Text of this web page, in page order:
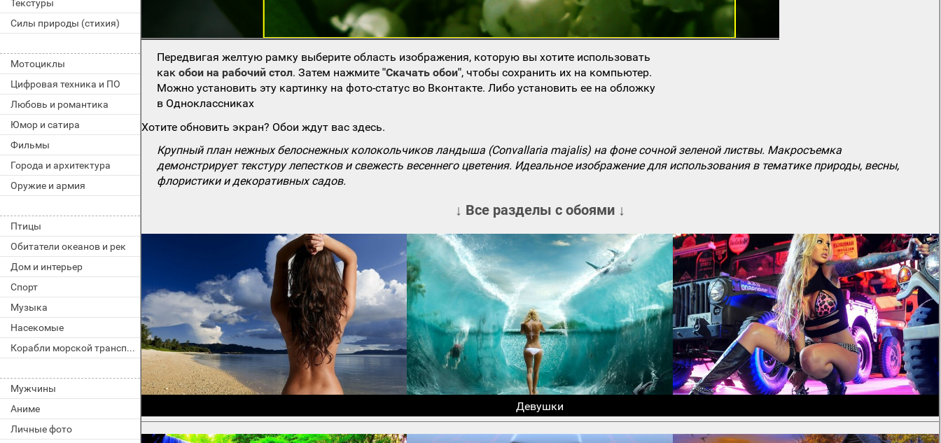
Текстуры
Силы природы (стихия)
Мотоциклы
Цифровая техника и ПО
Любовь и романтика
Юмор и сатира
Фильмы
Города и архитектура
Оружие и армия
Птицы
Обитатели океанов и рек
Дом и интерьер
Спорт
Музыка
Насекомые
Корабли морской транспорт
Мужчины
Аниме
Личные фото
Передвигая желтую рамку выберите область изображения, которую вы хотите использовать
какобои на рабочий стол. Затем нажмите"Скачать обои", чтобы сохранить их на компьютер.
Можно установить эту картинку на фото-статус во Вконтакте. Либо установить ее на обложку
в Одноклассниках
Хотите обновить экран? Обои ждут вас здесь.
Крупный план нежных белоснежных колокольчиков ландыша (Convallaria majalis) на фоне сочной зеленой листвы. Макросъемка
демонстрирует текстуру лепестков и свежесть весеннего цветения. Идеальное изображение для использования в тематике природы, весны,
флористики и декоративных садов.
↓ Все разделы с обоями ↓
Девушки